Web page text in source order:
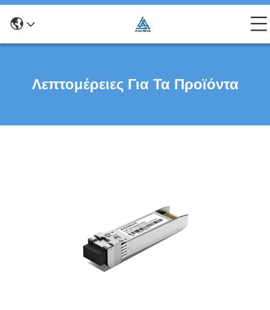
Λεπτομέρειες Για Τα Προϊόντα